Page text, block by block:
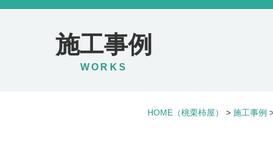
わり4点パック LDK改装リフォーム
施工事例
WORKS
HOME （桃栗柿屋） > 施工事例